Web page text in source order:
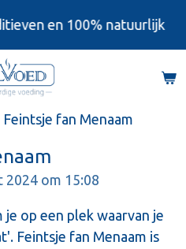
en 100% natuurlijk
Feintsje fan Menaam
2024 om 15:08
je op een plek waarvan je
Feintsje fan Menaam is